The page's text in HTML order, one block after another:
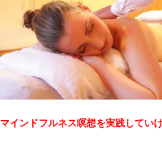
マインドフルネス瞑想を実践してい